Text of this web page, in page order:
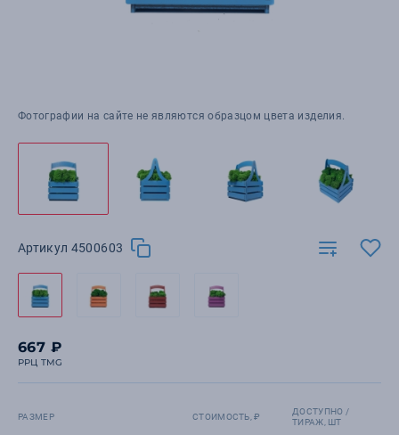
Фотографии на сайте не являются образцом цвета изделия.
Артикул 4500603
667 ₽
РРЦ TMG
РАЗМЕР СТОИМОСТЬ, ₽
ДОСТУПНО /
ТИРАЖ, ШТ